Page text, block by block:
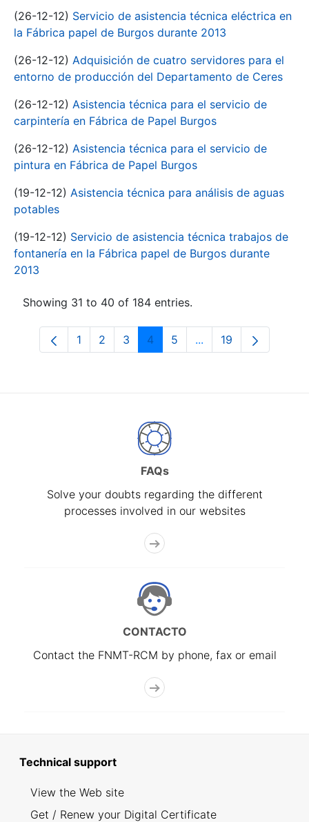
(26-12-12) Servicio de asistencia técnica eléctrica en
la Fábrica papel de Burgos durante 2013
(26-12-12) Adquisición de cuatro servidores para el
entorno de producción del Departamento de Ceres
(26-12-12) Asistencia técnica para el servicio de
carpintería en Fábrica de Papel Burgos
(26-12-12) Asistencia técnica para el servicio de
pintura en Fábrica de Papel Burgos
(19-12-12) Asistencia técnica para análisis de aguas
potables
(19-12-12) Servicio de asistencia técnica trabajos de
fontanería en la Fábrica papel de Burgos durante
2013
Showing 31 to 40 of 184 entries.
Page
1 Page
2 Page
3 Page
4 Page
5 ...Intermediate Pages
Page
19
FAQs
Solve your doubts regarding the different
processes involved in our websites
CONTACTO
Contact the FNMT-RCM by phone, fax or email
Technical support
View the Web site
Get / Renew your Digital Certificate